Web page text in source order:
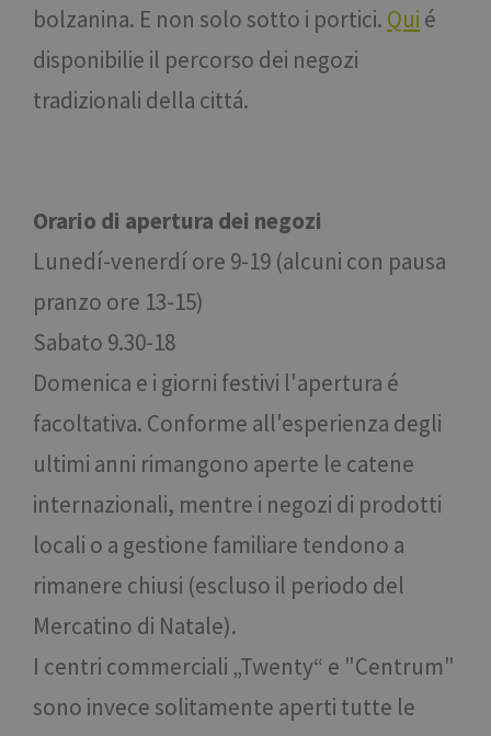
bolzanina. E non solo sotto i portici. Qui é
disponibilie il percorso dei negozi
tradizionali della cittá.
Orario di apertura dei negozi
Lunedí-venerdí ore 9-19 (alcuni con pausa
pranzo ore 13-15)
Sabato 9.30-18
Domenica e i giorni festivi l'apertura é
facoltativa. Conforme all'esperienza degli
ultimi anni rimangono aperte le catene
internazionali, mentre i negozi di prodotti
locali o a gestione familiare tendono a
rimanere chiusi (escluso il periodo del
Mercatino di Natale).
I centri commerciali „Twenty“ e "Centrum"
sono invece solitamente aperti tutte le